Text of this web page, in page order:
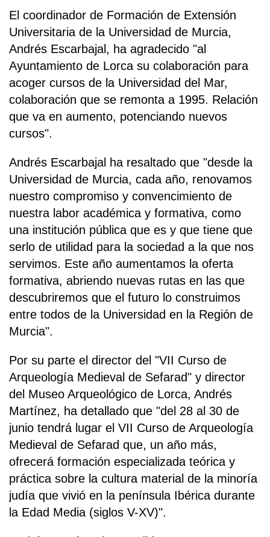
El coordinador de Formación de Extensión
Universitaria de la Universidad de Murcia,
Andrés Escarbajal, ha agradecido "al
Ayuntamiento de Lorca su colaboración para
acoger cursos de la Universidad del Mar,
colaboración que se remonta a 1995. Relación
que va en aumento, potenciando nuevos
cursos".
Andrés Escarbajal ha resaltado que "desde la
Universidad de Murcia, cada año, renovamos
nuestro compromiso y convencimiento de
nuestra labor académica y formativa, como
una institución pública que es y que tiene que
serlo de utilidad para la sociedad a la que nos
servimos. Este año aumentamos la oferta
formativa, abriendo nuevas rutas en las que
descubriremos que el futuro lo construimos
entre todos de la Universidad en la Región de
Murcia".
Por su parte el director del "VII Curso de
Arqueología Medieval de Sefarad" y director
del Museo Arqueológico de Lorca, Andrés
Martínez, ha detallado que "del 28 al 30 de
junio tendrá lugar el VII Curso de Arqueología
Medieval de Sefarad que, un año más,
ofrecerá formación especializada teórica y
práctica sobre la cultura material de la minoría
judía que vivió en la península Ibérica durante
la Edad Media (siglos V-XV)".